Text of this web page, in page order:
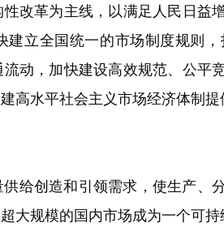
改革为主线，以满足人民日益
立全国统一的市场制度规则
动，加快建设高效规范、公平
高水平社会主义市场经济体制提
造和引领需求，使生产、分
大规模的国内市场成为一个可持